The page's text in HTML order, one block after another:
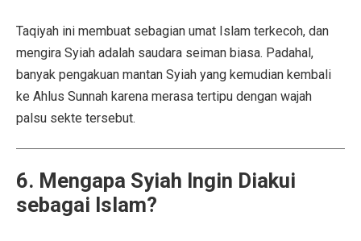
Taqiyah ini membuat sebagian umat Islam terkecoh, dan
mengira Syiah adalah saudara seiman biasa. Padahal,
banyak pengakuan mantan Syiah yang kemudian kembali
ke Ahlus Sunnah karena merasa tertipu dengan wajah
palsu sekte tersebut.
6. Mengapa Syiah Ingin Diakui
sebagai Islam?